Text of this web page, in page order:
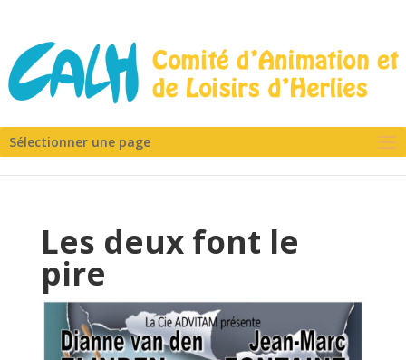
Sélectionner une page
Les deux font le
pire